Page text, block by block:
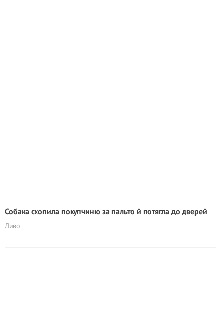
Собака схопила покупчиню за пальто й потягла до дверей
Диво